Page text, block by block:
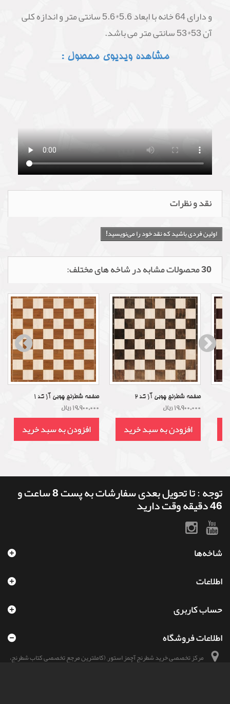
و دارای 64 خانه با ابعاد 5.6*5.6 سانتی متر و اندازه کلی
آن 53*53 سانتی متر می باشد.
مشاهده ویدیوی محصول :
نقد و نظرات
اولین فردی باشید که نقد خود را می‌نویسید!
30 محصولات مشابه در شاخه های مختلف:
صفحه شطرنج چوبی آز کد 1
19,900,000 ریال
افزودن به سبد خرید
صفحه شطرنج چوبی آز کد 2
19,900,000 ریال
افزودن به سبد خرید
توجه : تا تحویل بعدی سفارشات به پست 8 ساعت و
46 دقیقه وقت دارید
شاخه‌ها
اطلاعات
حساب کاربری
اطلاعات فروشگاه
مرکز تخصصی خرید شطرنج آچمز استور, (کاملترین مرجع تخصصی کتاب شطرنج،